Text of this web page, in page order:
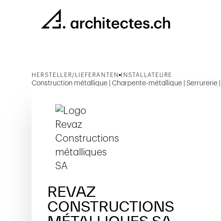
HERSTELLER/LIEFERANTEN INSTALLATEURE
Construction métallique | Charpente-métallique | Serrurerie
REVAZ
CONSTRUCTIONS